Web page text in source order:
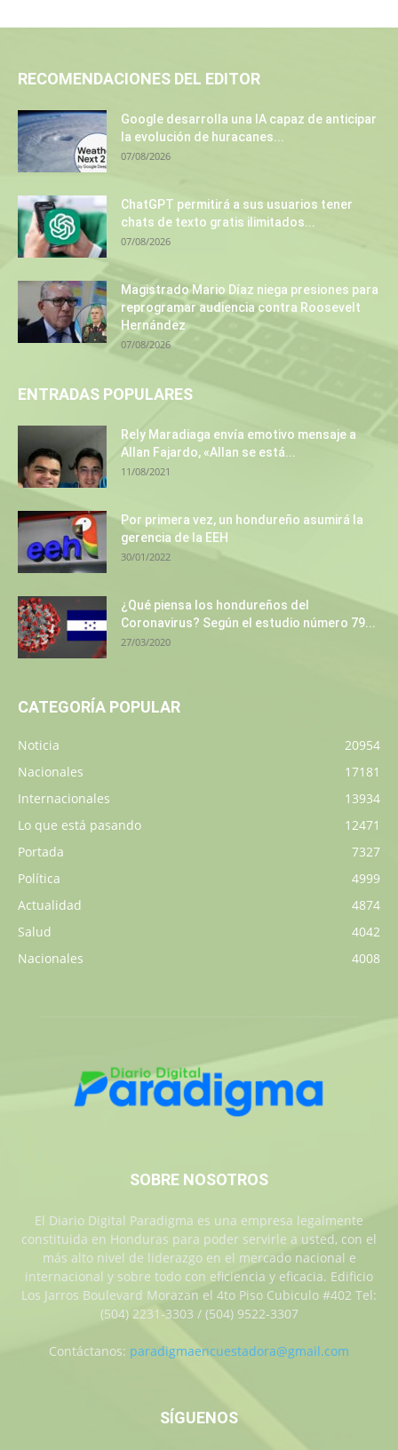
RECOMENDACIONES DEL EDITOR
Google desarrolla una IA capaz de anticipar
la evolución de huracanes...
07/08/2026
ChatGPT permitirá a sus usuarios tener
chats de texto gratis ilimitados...
07/08/2026
Magistrado Mario Díaz niega presiones para
reprogramar audiencia contra Roosevelt
Hernández
07/08/2026
ENTRADAS POPULARES
Rely Maradiaga envía emotivo mensaje a
Allan Fajardo, «Allan se está...
11/08/2021
Por primera vez, un hondureño asumirá la
gerencia de la EEH
30/01/2022
¿Qué piensa los hondureños del
Coronavirus? Según el estudio número 79...
27/03/2020
CATEGORÍA POPULAR
Noticia
20954
Nacionales
17181
Internacionales
13934
Lo que está pasando
12471
Portada
7327
Política
4999
Actualidad
4874
Salud
4042
Nacionales
4008
SOBRE NOSOTROS
El Diario Digital Paradigma es una empresa legalmente
constituida en Honduras para poder servirle a usted, con el
más alto nivel de liderazgo en el mercado nacional e
internacional y sobre todo con eficiencia y eficacia. Edificio
Los Jarros Boulevard Morazan el 4to Piso Cubiculo #402 Tel:
(504) 2231-3303 / (504) 9522-3307
Contáctanos: paradigmaencuestadora@gmail.com
SÍGUENOS